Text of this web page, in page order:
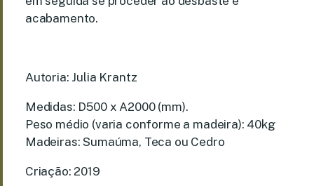
acabamento.
Autoria: Julia Krantz
Medidas: D500 x A2000 (mm).
Peso médio (varia conforme a madeira): 40kg
Madeiras: Sumaúma, Teca ou Cedro
Criação: 2019